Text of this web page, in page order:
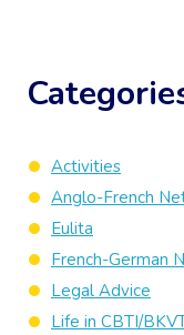
Activities
Anglo-French
Eulita
French-German
Legal Advice
Life in CBTI/